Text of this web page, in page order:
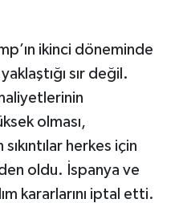
ikinci döneminde
sır değil.
olması,
herkes için
oldu. İspanya ve
kararlarını iptal etti.